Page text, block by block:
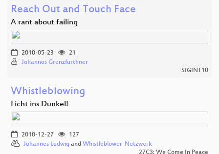
Reach Out and Touch Face
A rant about failing
2010-05-23
21
Johannes Grenzfurthner
SIGINT10
Whistleblowing
Licht ins Dunkel!
2010-12-27
127
Johannes Ludwig and Whistleblower-Netzwerk
27C3: We Come In Peace